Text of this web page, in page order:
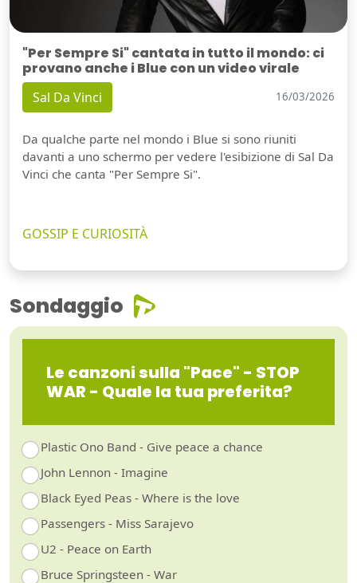
"Per Sempre Si" cantata in tutto il mondo: ci
provano anche i Blue con un video virale
Sal Da Vinci 16/03/2026
Da qualche parte nel mondo i Blue si sono riuniti
davanti a uno schermo per vedere l'esibizione di Sal Da
Vinci che canta "Per Sempre Si".
GOSSIP E CURIOSITÀ
Sondaggio
Le canzoni sulla "Pace" - STOP
WAR - Quale la tua preferita?
Plastic Ono Band - Give peace a chance
John Lennon - Imagine
Black Eyed Peas - Where is the love
Passengers - Miss Sarajevo
U2 - Peace on Earth
Bruce Springsteen - War